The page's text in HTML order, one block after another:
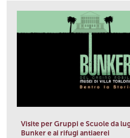
Visite per Gruppi e Scuole da
Bunker e ai rifugi antiaerei